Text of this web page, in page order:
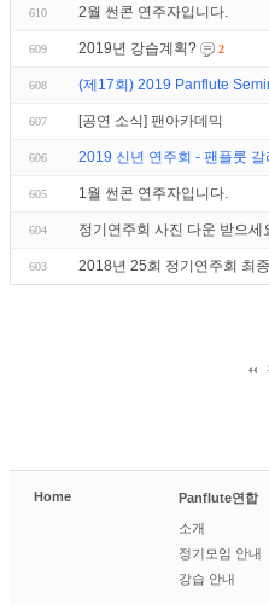
610 2월 썬콘 연주자입니다.
609 2019년 강습계획? 2
608 (제17회) 2019 Panflute
607 [공연 소식] 팬아카데믹
606 2019 신년 연주회 - 팬플룻 갈
605 1월 썬콘 연주자입니다.
604 정기연주회 사진 다운 받으세
603 2018년 25회 정기연주회 최종
Home Panflute연합
소개
정기모임 안내
강습 안내